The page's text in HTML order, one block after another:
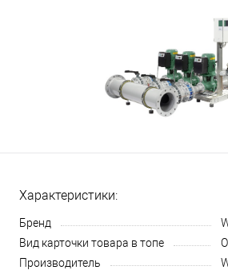
Характеристики:
Бренд
Вид карточки товара в топе
Производитель